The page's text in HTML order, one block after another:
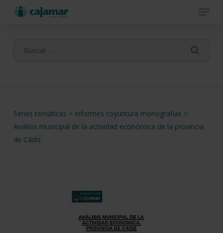
Menu
Series temáticas > Informes coyuntura monografias >
Análisis municipal de la actividad económica de la provincia
de Cádiz